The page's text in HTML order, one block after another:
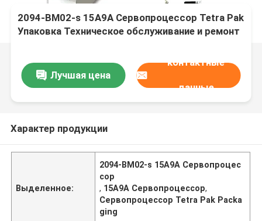
2094-BM02-s 15A9A Сервопроцессор Tetra Pak
Упаковка Техническое обслуживание и ремонт
Лучшая цена
контактные
данные
Характер продукции
Выделенное:
2094-BM02-s 15A9A Сервопроцес
сор
, 15A9A Сервопроцессор,
Сервопроцессор Tetra Pak Packa
ging